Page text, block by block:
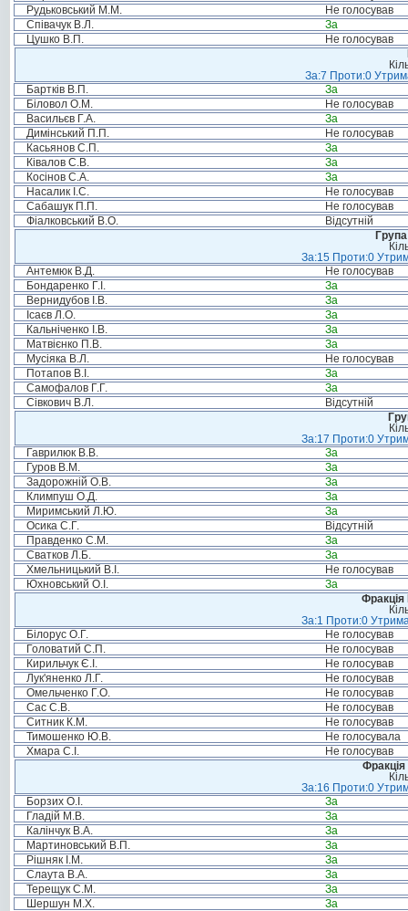
Рудьковський М.М.
Не голосував
Співачук В.Л.
За
Цушко В.П.
Не голосував
За:7 Проти:0
Бартків В.П.
За
Біловол О.М.
Не голосував
Васильєв Г.А.
За
Димінський П.П.
Не голосував
Касьянов С.П.
За
Ківалов С.В.
За
Косінов С.А.
За
Насалик І.С.
Не голосував
Сабашук П.П.
Не голосував
Фіалковський В.О.
Відсутній
За:15 Проти:0
Антемюк В.Д.
Не голосував
Бондаренко Г.І.
За
Вернидубов І.В.
За
Ісаєв Л.О.
За
Кальніченко І.В.
За
Матвієнко П.В.
За
Мусіяка В.Л.
Не голосував
Потапов В.І.
За
Самофалов Г.Г.
За
Сівкович В.Л.
Відсутній
За:17 Проти:0
Гаврилюк В.В.
За
Гуров В.М.
За
Задорожній О.В.
За
Климпуш О.Д.
За
Миримський Л.Ю.
За
Осика С.Г.
Відсутній
Правденко С.М.
За
Сватков Л.Б.
За
Хмельницький В.І.
Не голосував
Юхновський О.І.
За
За:1 Проти:0
Білорус О.Г.
Не голосував
Головатий С.П.
Не голосував
Кирильчук Є.І.
Не голосував
Лук'яненко Л.Г.
Не голосував
Омельченко Г.О.
Не голосував
Сас С.В.
Не голосував
Ситник К.М.
Не голосував
Тимошенко Ю.В.
Не голосувала
Хмара С.І.
Не голосував
Фракція
За:16 Проти:0
Борзих О.І.
За
Гладій М.В.
За
Калінчук В.А.
За
Мартиновський В.П.
За
Рішняк І.М.
За
Слаута В.А.
За
Терещук С.М.
За
Шершун М.Х.
За